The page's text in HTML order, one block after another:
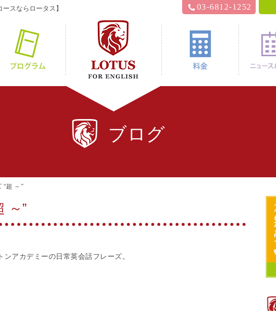
スならロータス】 03-6812-1252
ロータス？ プログラム 料金
ブログ
“超 ～”
～”
ンアカデミーの日常英会話フレーズ。